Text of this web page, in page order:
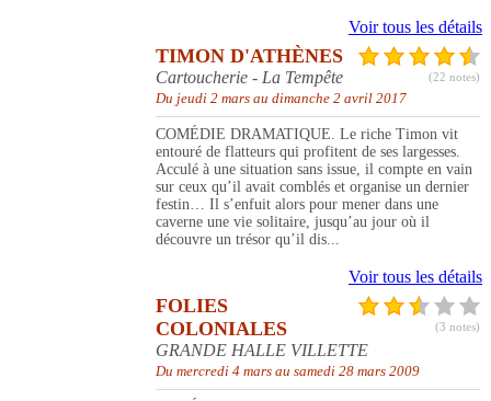
Voir tous les détails
(22 notes)
TIMON D'ATHÈNES
Cartoucherie - La Tempête
Du jeudi 2 mars au dimanche 2 avril 2017
COMÉDIE DRAMATIQUE. Le riche Timon vit
entouré de flatteurs qui profitent de ses largesses.
Acculé à une situation sans issue, il compte en vain
sur ceux qu’il avait comblés et organise un dernier
festin… Il s’enfuit alors pour mener dans une
caverne une vie solitaire, jusqu’au jour où il
découvre un trésor qu’il dis...
Voir tous les détails
(3 notes)
FOLIES
COLONIALES
GRANDE HALLE VILLETTE
Du mercredi 4 mars au samedi 28 mars 2009